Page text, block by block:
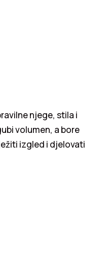
njege, stila i
volumen, a bore
izgled i djelovati